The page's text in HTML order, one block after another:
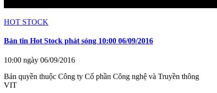
HOT STOCK
Bản tin Hot Stock phát sóng 10:00 06/09/2016
10:00 ngày 06/09/2016
Bản quyền thuộc Công ty Cổ phần Công nghệ và Truyền thông
VIT